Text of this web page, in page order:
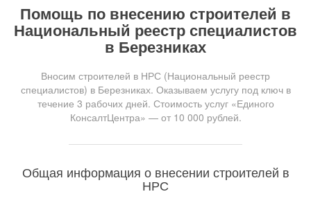
Помощь по внесению строителей в
Национальный реестр специалистов
в Березниках
Вносим строителей в НРС (Национальный реестр
специалистов) в Березниках. Оказываем услугу под ключ в
течение 3 рабочих дней. Стоимость услуг «Единого
КонсалтЦентра» — от 10 000 рублей.
Общая информация о внесении строителей в
НРС